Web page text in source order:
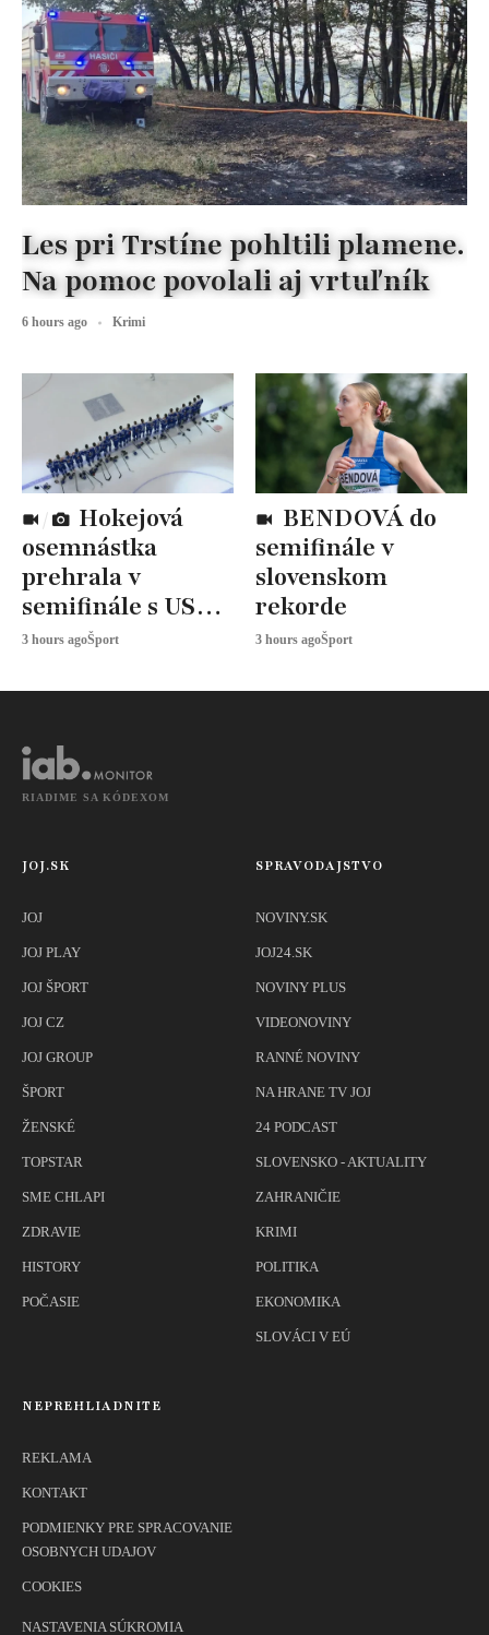
osemnástka
prehrala v
semifinále s USA,
zabojuje o BRONZ
3 hours agoŠport
semifinále v
slovenskom
rekorde
3 hours agoŠport
Les pri Trstíne pohltili plamene.
Na pomoc povolali aj vrtuľník
6 hours ago Krimi
RIADIME SA KÓDEXOM
JOJ.SK
JOJ
JOJ PLAY
JOJ ŠPORT
JOJ CZ
JOJ GROUP
ŠPORT
ŽENSKÉ
TOPSTAR
SME CHLAPI
ZDRAVIE
HISTORY
POČASIE
SPRAVODAJSTVO
NOVINY.SK
JOJ24.SK
NOVINY PLUS
VIDEONOVINY
RANNÉ NOVINY
NA HRANE TV JOJ
24 PODCAST
SLOVENSKO - AKTUALITY
ZAHRANIČIE
KRIMI
POLITIKA
EKONOMIKA
SLOVÁCI V EÚ
NEPREHLIADNITE
REKLAMA
KONTAKT
PODMIENKY PRE SPRACOVANIE
OSOBNYCH UDAJOV
COOKIES
NASTAVENIA SÚKROMIA